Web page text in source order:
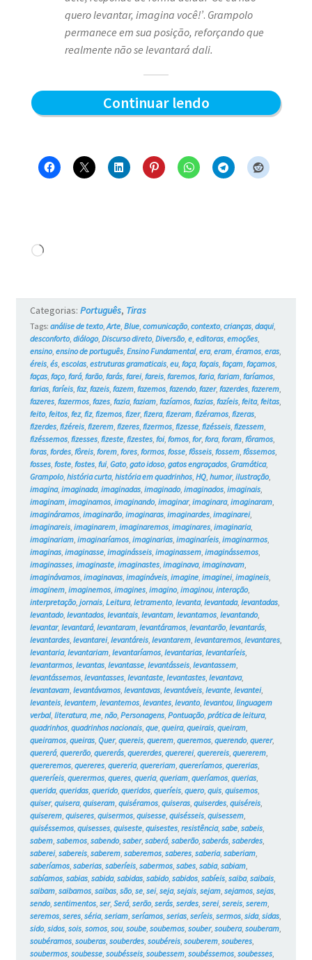
quero levantar, imagina você!’. Grampolo
permanece em sua posição, reforçando que
realmente não se levantará dali.
Continuar lendoQuem
–
#17
Carregando...
Categorias: Português, Tiras
Tags: análise de texto,Arte, Blue, comunicação, contexto, crianças, daqui,
desconforto, diálogo, Discurso direto, Diversão, e, editoras, emoções,
ensino, ensino de português, Ensino Fundamental, era, eram, éramos, eras,
éreis, és, escolas, estruturas gramaticais, eu, faça, façais, façam, façamos,
faças, faço, fará, farão, farás, farei, fareis, faremos, faria, fariam, faríamos,
farias, faríeis, faz, fazeis, fazem, fazemos, fazendo, fazer, fazerdes, fazerem,
fazeres, fazermos, fazes, fazia, faziam, fazíamos, fazias, fazíeis, feita, feitas,
feito, feitos, fez, fiz, fizemos, fizer, fizera, fizeram, fizéramos, fizeras,
fizerdes, fizéreis, fizerem, fizeres, fizermos, fizesse, fizésseis, fizessem,
fizéssemos, fizesses, fizeste, fizestes, foi, fomos, for, fora, foram, fôramos,
foras, fordes, fôreis, forem, fores, formos, fosse, fôsseis, fossem, fôssemos,
fosses, foste, fostes, fui, Gato, gato idoso, gatos engraçados, Gramática,
Grampolo, história curta, história em quadrinhos, HQ, humor, ilustração,
imagina, imaginada, imaginadas, imaginado, imaginados, imaginais,
imaginam, imaginamos, imaginando, imaginar, imaginara, imaginaram,
imagináramos, imaginarão, imaginaras, imaginardes, imaginarei,
imaginareis, imaginarem, imaginaremos, imaginares, imaginaria,
imaginariam, imaginaríamos, imaginarias, imaginaríeis, imaginarmos,
imaginas, imaginasse, imaginásseis, imaginassem, imaginássemos,
imaginasses, imaginaste, imaginastes, imaginava, imaginavam,
imaginávamos, imaginavas, imagináveis, imagine, imaginei, imagineis,
imaginem, imaginemos, imagines, imagino, imaginou, interação,
interpretação, jornais, Leitura, letramento, levanta, levantada, levantadas,
levantado, levantados, levantais, levantam, levantamos, levantando,
levantar, levantará, levantaram, levantáramos, levantarão, levantarás,
levantardes, levantarei, levantáreis, levantarem, levantaremos, levantares,
levantaria, levantariam, levantaríamos, levantarias, levantaríeis,
levantarmos, levantas, levantasse, levantásseis, levantassem,
levantássemos, levantasses, levantaste, levantastes, levantava,
levantavam, levantávamos, levantavas, levantáveis, levante, levantei,
levanteis, levantem, levantemos, levantes, levanto, levantou, linguagem
verbal, literatura, me, não, Personagens, Pontuação, prática de leitura,
quadrinhos, quadrinhos nacionais, que, queira, queirais, queiram,
queiramos, queiras, Quer, quereis, querem, queremos, querendo, querer,
quererá, quererão, quererás, quererdes, quererei, querereis, quererem,
quereremos, quereres, quereria, quereriam, quereríamos, quererias,
quereríeis, querermos, queres, queria, queriam, queríamos, querias,
querida, queridas, querido, queridos, queríeis, quero, quis, quisemos,
quiser, quisera, quiseram, quiséramos, quiseras, quiserdes, quiséreis,
quiserem, quiseres, quisermos, quisesse, quisésseis, quisessem,
quiséssemos, quisesses, quiseste, quisestes, resistência, sabe, sabeis,
sabem, sabemos, sabendo, saber, saberá, saberão, saberás, saberdes,
saberei, sabereis, saberem, saberemos, saberes, saberia, saberiam,
saberíamos, saberias, saberíeis, sabermos, sabes, sabia, sabiam,
sabíamos, sabias, sabida, sabidas, sabido, sabidos, sabíeis, saiba, saibais,
saibam, saibamos, saibas, são, se, sei, seja, sejais, sejam, sejamos, sejas,
sendo, sentimentos, ser, Será, serão, serás, serdes, serei, sereis, serem,
seremos, seres, séria, seriam, seríamos, serias, seríeis, sermos, sida, sidas,
sido, sidos, sois, somos, sou, soube, soubemos, souber, soubera, souberam,
soubéramos, souberas, souberdes, soubéreis, souberem, souberes,
soubermos, soubesse, soubésseis, soubessem, soubéssemos, soubesses,